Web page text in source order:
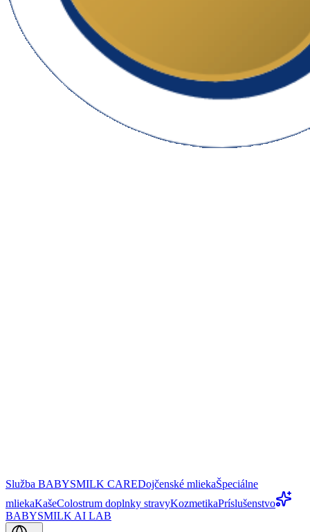
Služba BABYSMILK CAREDojčenské mliekaŠpeciálne
mliekaKašeColostrum doplnky stravyKozmetikaPríslušenstvo
BABYSMILK AI LAB